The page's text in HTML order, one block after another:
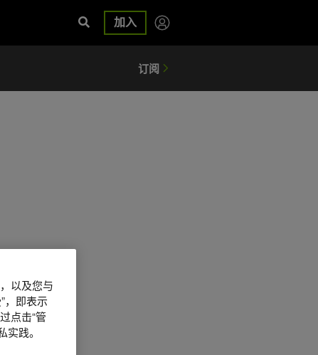
加入
以及您与
，即表示
点击“管
实践。